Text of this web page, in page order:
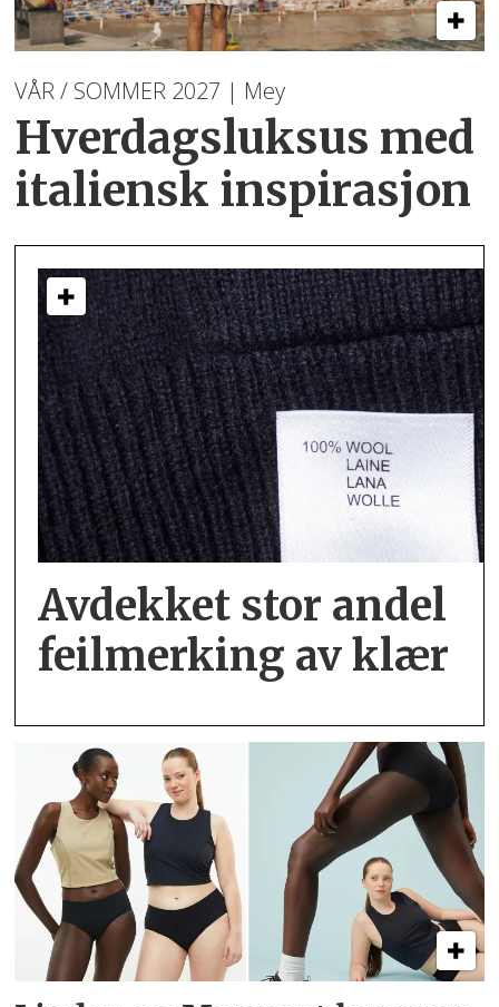
VÅR / SOMMER 2027 | Mey
Hverdagsluksus med
italiensk inspirasjon
Avdekket stor andel
feil­merking av klær